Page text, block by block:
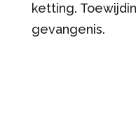
ketting.
gevangenis.